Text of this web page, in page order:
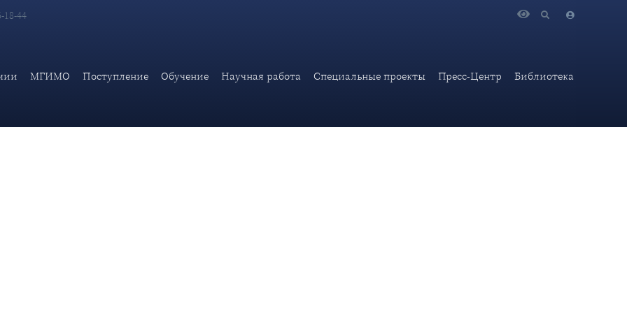
18-44
МГИМО Поступление Обучение Научная работа Специальные проекты Пресс-Центр Библиотека
(2015)»